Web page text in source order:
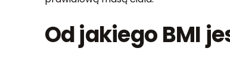
Od jakiego BMI